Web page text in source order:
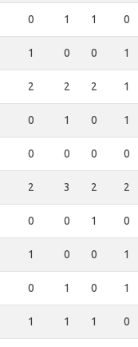
0 1 1 0
1 0 0 1
2 2 2 1
0 1 0 1
0 0 0 0
2 3 2 2
0 0 1 0
1 0 0 1
0 1 0 1
1 1 1 0